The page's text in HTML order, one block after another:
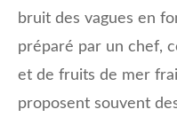
bruit des vagues en
préparé par un chef,
et de fruits de mer
proposent souvent